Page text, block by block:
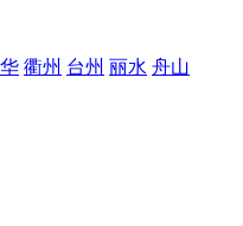
衢州 台州 丽水 舟山